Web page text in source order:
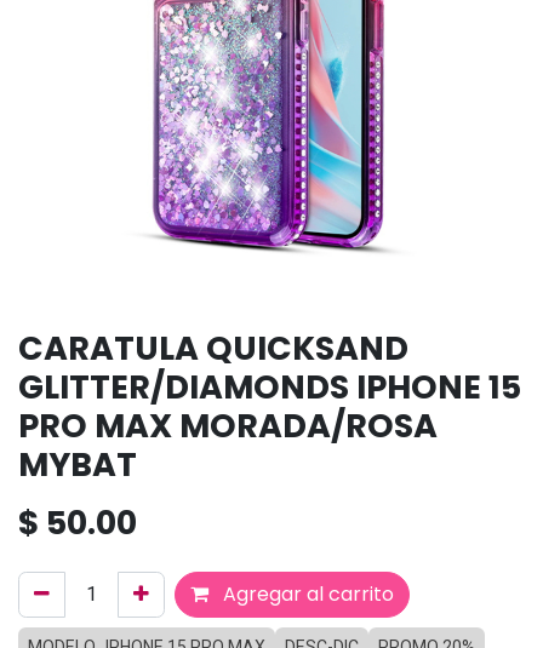
CARATULA QUICKSAND
GLITTER/DIAMONDS IPHONE 15
PRO MAX MORADA/ROSA
MYBAT
$ 50.00
Agregar al carrito